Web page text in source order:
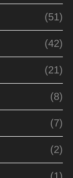
(51)
(42)
(21)
(8)
(7)
(2)